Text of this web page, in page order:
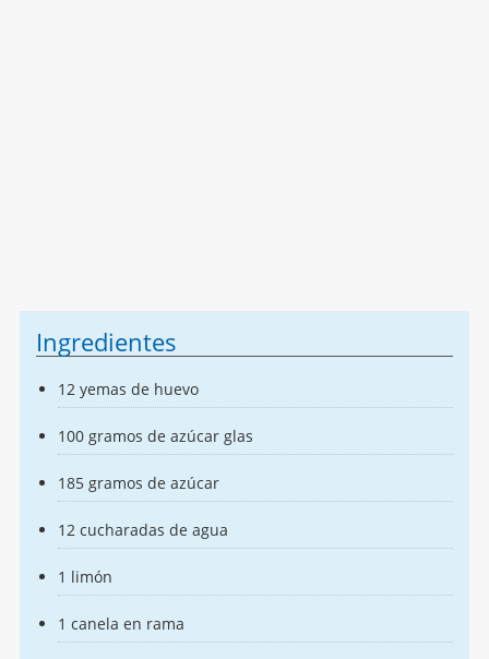
Ingredientes
12 yemas de huevo
100 gramos de azúcar glas
185 gramos de azúcar
12 cucharadas de agua
1 limón
1 canela en rama